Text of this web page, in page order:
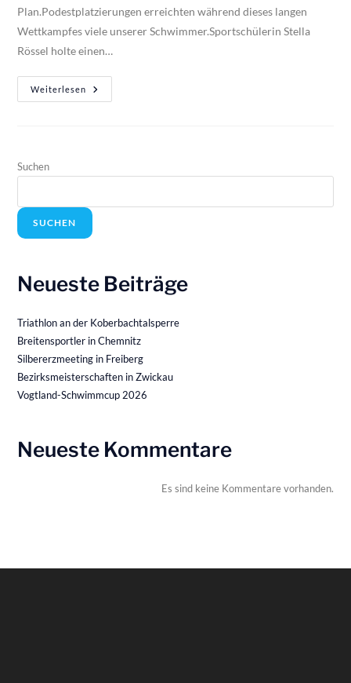
Plan.Podestplatzierungen erreichten während dieses langen
Wettkampfes viele unserer Schwimmer.Sportschülerin Stella
Rössel holte einen…
Weiterlesen
Suchen
SUCHEN
Neueste Beiträge
Triathlon an der Koberbachtalsperre
Breitensportler in Chemnitz
Silbererzmeeting in Freiberg
Bezirksmeisterschaften in Zwickau
Vogtland-Schwimmcup 2026
Neueste Kommentare
Es sind keine Kommentare vorhanden.